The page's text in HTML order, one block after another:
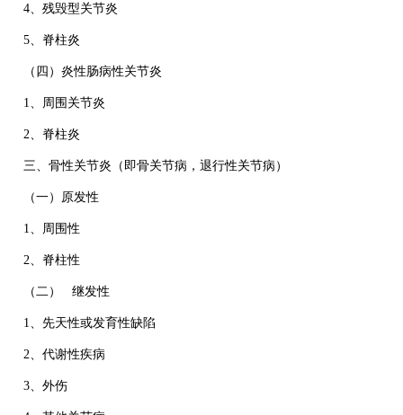
4、残毁型关节炎
5、脊柱炎
（四）炎性肠病性关节炎
1、周围关节炎
2、脊柱炎
三、骨性关节炎（即骨关节病，退行性关节病）
（一）原发性
1、周围性
2、脊柱性
（二） 继发性
1、先天性或发育性缺陷
2、代谢性疾病
3、外伤